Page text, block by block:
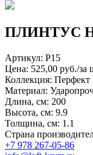
ПЛИНТУС
Артикул: P15
Цена: 525,00 руб./за
Коллекция:
Материал:
Длина, см: 200
Высота, см: 9.9
Толщина, см: 1.1
Страна
+7 978 267-05-86